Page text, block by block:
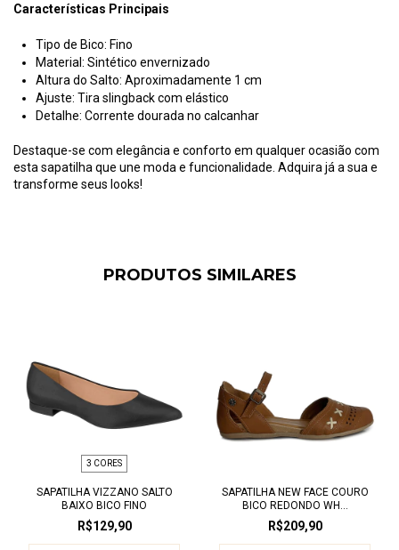
Características Principais
Tipo de Bico: Fino
Material: Sintético envernizado
Altura do Salto: Aproximadamente 1 cm
Ajuste: Tira slingback com elástico
Detalhe: Corrente dourada no calcanhar
Destaque-se com elegância e conforto em qualquer ocasião com
esta sapatilha que une moda e funcionalidade. Adquira já a sua e
transforme seus looks!
PRODUTOS SIMILARES
3 CORES
SAPATILHA VIZZANO SALTO
BAIXO BICO FINO
R$129,90
SAPATILHA NEW FACE COURO
BICO REDONDO WH...
R$209,90